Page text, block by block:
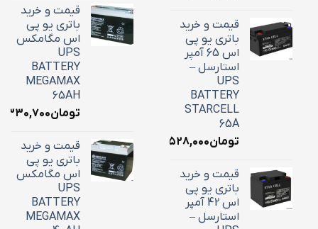
قیمت و خرید
باتری یو پی
اس 65 آمپر
استارسل –
UPS
BATTERY
STARCELL
65A
تومان۲۲,۵۲۸,۰۰۰
قیمت و خرید
باتری یو پی
اس 42 آمپر
استارسل –
قیمت و خرید
باتری یو پی
اس مگامکس
UPS
BATTERY
MEGAMAX
65AH
تومان
قیمت و خرید
باتری یو پی
اس مگامکس
UPS
BATTERY
MEGAMAX